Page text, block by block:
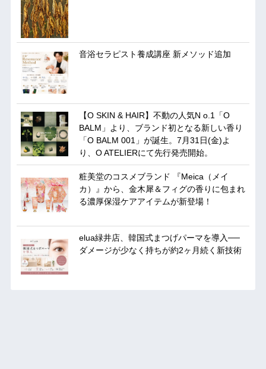
音浴セラピスト養成講座 新メソッド追加
【O SKIN & HAIR】不動の人気N o.1「O
BALM」より、ブランド初となる新しい香り
「O BALM 001」が誕生。7月31日(金)よ
り、O ATELIERにて先行発売開始。
粧美堂のコスメブランド 『Meica（メイ
カ）』から、金木犀＆フィグの香りに包まれ
る濃厚保湿ケアアイテムが新登場！
elua緑井店、韓国式まつげパーマを導入──
ダメージが少なく持ちが約2ヶ月続く新技術